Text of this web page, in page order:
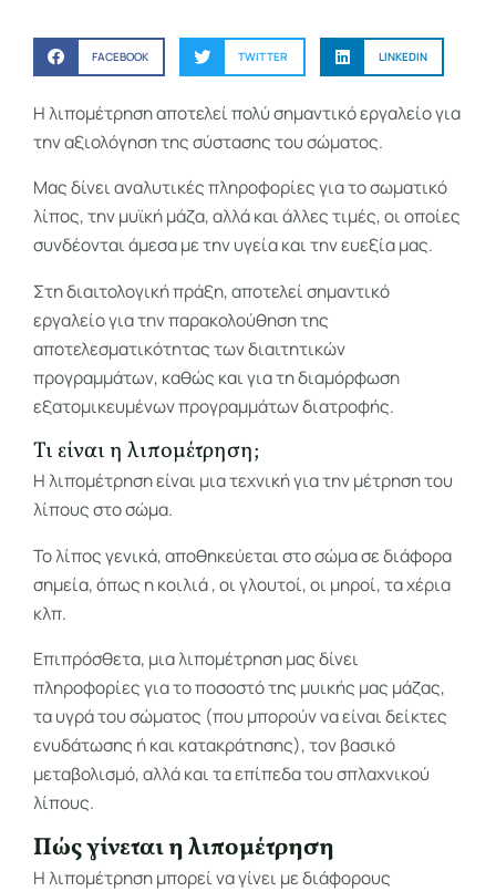
FACEBOOK TWITTER LINKEDIN
Η λιπομέτρηση αποτελεί πολύ σημαντικό εργαλείο για
την αξιολόγηση της σύστασης του σώματος.
Μας δίνει αναλυτικές πληροφορίες για το σωματικό
λίπος, την μυϊκή μάζα, αλλά και άλλες τιμές, οι οποίες
συνδέονται άμεσα με την υγεία και την ευεξία μας.
Στη διαιτολογική πράξη, αποτελεί σημαντικό
εργαλείο για την παρακολούθηση της
αποτελεσματικότητας των διαιτητικών
προγραμμάτων, καθώς και για τη διαμόρφωση
εξατομικευμένων προγραμμάτων διατροφής.
Τι είναι η λιπομέτρηση;
Η λιπομέτρηση είναι μια τεχνική για την μέτρηση του
λίπους στο σώμα.
Το λίπος γενικά, αποθηκεύεται στο σώμα σε διάφορα
σημεία, όπως η κοιλιά , οι γλουτοί, οι μηροί, τα χέρια
κλπ.
Επιπρόσθετα, μια λιπομέτρηση μας δίνει
πληροφορίες για το ποσοστό της μυικής μας μάζας,
τα υγρά του σώματος (που μπορούν να είναι δείκτες
ενυδάτωσης ή και κατακράτησης), τον βασικό
μεταβολισμό, αλλά και τα επίπεδα του σπλαχνικού
λίπους.
Πώς γίνεται η λιπομέτρηση
Η λιπομέτρηση μπορεί να γίνει με διάφορους